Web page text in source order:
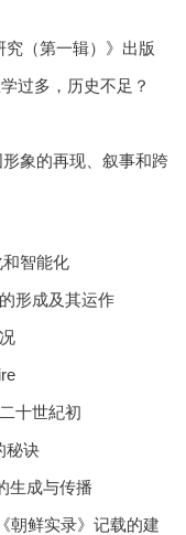
（第一辑）》出版
过多，历史不足？
象的再现、叙事和跨
智能化
形成及其运作
十世紀初
秘诀
生成与传播
鲜实录》记载的建